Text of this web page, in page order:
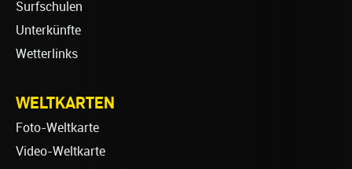
Surfschulen
Unterkünfte
Wetterlinks
WELTKARTEN
Foto-Weltkarte
Video-Weltkarte